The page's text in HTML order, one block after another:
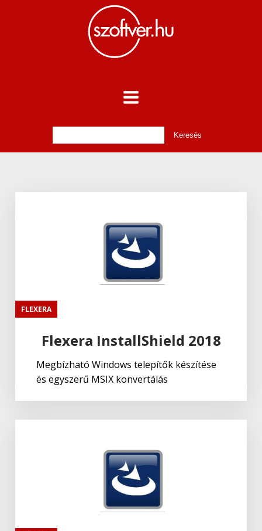
FLEXERA
Flexera InstallShield 2018
Megbízható Windows telepítők készítése
és egyszerű MSIX konvertálás